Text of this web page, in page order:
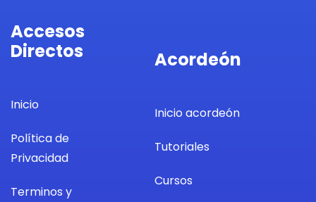
Accesos
Directos
Inicio
Política de
Privacidad
Terminos y
Acordeón
Inicio acordeón
Tutoriales
Cursos